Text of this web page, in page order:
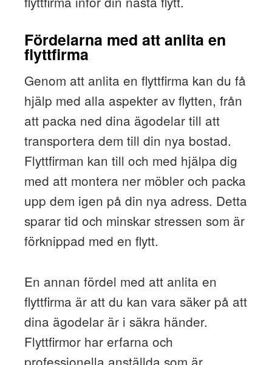
Fördelarna med att anlita en
flyttfirma
Genom att anlita en flyttfirma kan du få
hjälp med alla aspekter av flytten, från
att packa ned dina ägodelar till att
transportera dem till din nya bostad.
Flyttfirman kan till och med hjälpa dig
med att montera ner möbler och packa
upp dem igen på din nya adress. Detta
sparar tid och minskar stressen som är
förknippad med en flytt.
En annan fördel med att anlita en
flyttfirma är att du kan vara säker på att
dina ägodelar är i säkra händer.
Flyttfirmor har erfarna och